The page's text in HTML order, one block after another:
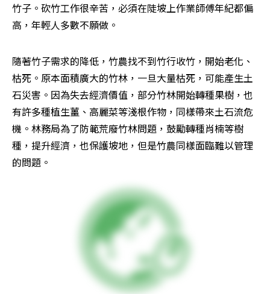
竹子。砍竹工作很辛苦，必須在陡坡上作業師傅年紀都偏
高，年輕人多數不願做。
隨著竹子需求的降低，竹農找不到竹行收竹，開始老化、
枯死。原本面積廣大的竹林，一旦大量枯死，可能產生土
石災害。因為失去經濟價值，部分竹林開始轉種果樹，也
有許多種植生薑、高麗菜等淺根作物，同樣帶來土石流危
機。林務局為了防範荒廢竹林問題，鼓勵轉種肖楠等樹
種，提升經濟，也保護坡地，但是竹農同樣面臨難以管理
的問題。